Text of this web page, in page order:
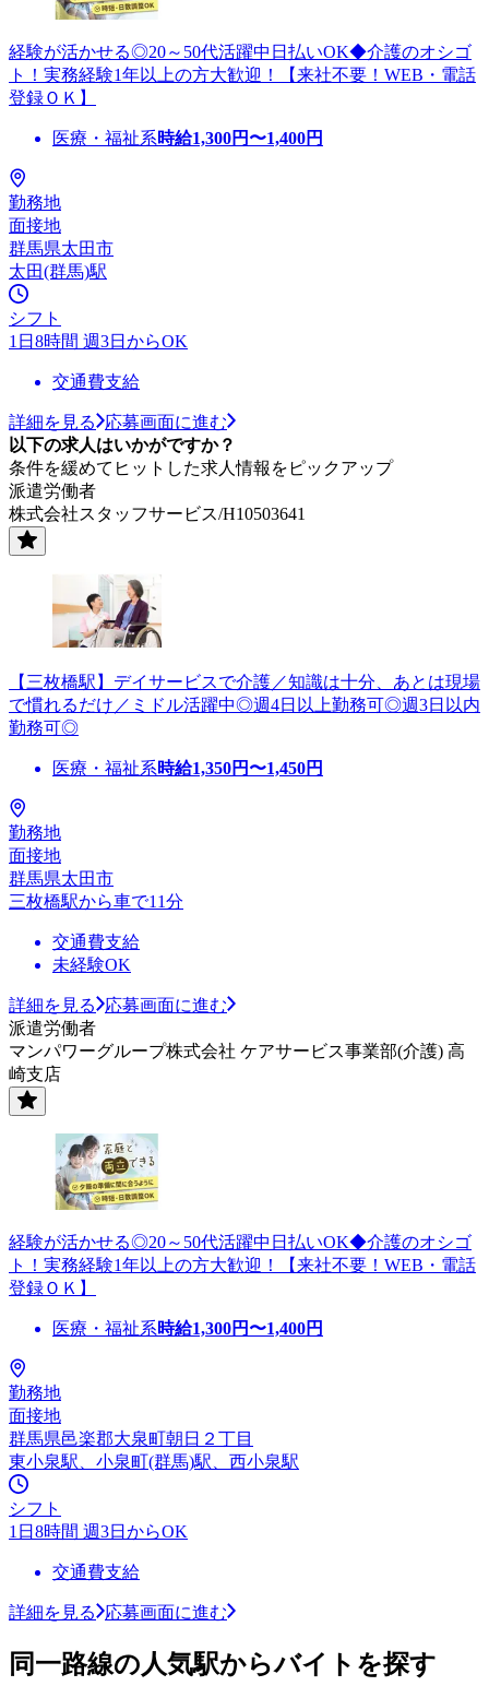
経験が活かせる◎20～50代活躍中日払いOK◆介護のオシゴ
ト！実務経験1年以上の方大歓迎！【来社不要！WEB・電話
登録ＯＫ】
医療・福祉系時給1,300円〜1,400円
勤務地
面接地
群馬県太田市
太田(群馬)駅
シフト
1日8時間 週3日からOK
交通費支給
詳細を見る
応募画面に進む
以下の求人はいかがですか？
条件を緩めてヒットした求人情報をピックアップ
派遣労働者
株式会社スタッフサービス/H10503641
【三枚橋駅】デイサービスで介護／知識は十分、あとは現場
で慣れるだけ／ミドル活躍中◎週4日以上勤務可◎週3日以内
勤務可◎
医療・福祉系時給1,350円〜1,450円
勤務地
面接地
群馬県太田市
三枚橋駅から車で11分
交通費支給
未経験OK
詳細を見る
応募画面に進む
派遣労働者
マンパワーグループ株式会社 ケアサービス事業部(介護) 高
崎支店
経験が活かせる◎20～50代活躍中日払いOK◆介護のオシゴ
ト！実務経験1年以上の方大歓迎！【来社不要！WEB・電話
登録ＯＫ】
医療・福祉系時給1,300円〜1,400円
勤務地
面接地
群馬県邑楽郡大泉町朝日２丁目
東小泉駅、小泉町(群馬)駅、西小泉駅
シフト
1日8時間 週3日からOK
交通費支給
詳細を見る 応募画面に進む
同一路線の人気駅からバイトを探す